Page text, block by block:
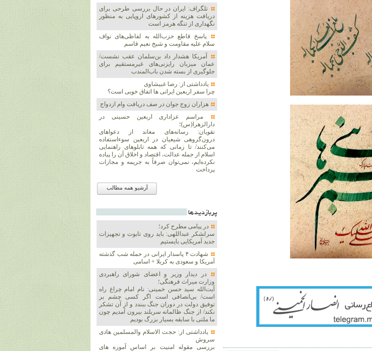
تلگراف: ایران در حال بررسی طرحی برای
دریافت هزینه از کشورهای اروپایی به منظور
نگهداری از تنگه هرمز است
پاسخ قاطع حزب‌الله به لفاظی‌های نواف
سلام علیه مقاومت و شیخ نعیم قاسم
آمریکا هشدار داد بن‌سلمان عقب نشست/
عمان میزبان رایزنی‌های غیرمستقیم برای
جلوگیری از بسته شدن باب‌المندب
یادداشتی از: رضا غبیشاوی
چرا سفر اربعین ایرانی ها اتفاق خوبی است؟
هزاران زوج‌ جوان در صف دریافت وام ازدواج
مراسم عزاداری اربعین حسینی در
دارالزهرا(س)؛
نقویان: رسانه‌های معاند از دعواهای
درون‌گروهی شیعیان در اربعین سوءاستفاده
می‌کنند/ تا زمانی که همه تابلوهای راهنمایی
اسلام از جمله عدالت، اقتصاد و اخلاق آن را پیاده
نکرده‌ایم، نمی‌توان صرفاً به جریمه و مجازات
پرداخت
آرشیو همه مطالب
پربازديدها
در پیامی مطرح کرد؛
سرلشکر عبداللهی: باید روی تابوت و تجهیزات
جدید آمریکایی بایستیم
شهادت ۴ پاسدار ایرانی در حمله شب گذشته
آمریکا و سعودی به کربلا + اسامی
در دیدار وزیر و اعضای شورای راهبردی
وزارت‌ میراث فرهنگی؛
آیت‌الله سید حسن خمینی: نام امام چراغ راه
است/ بی‌انصافی است‌ اگر کسی چشم بر
توفیق دولت‌ در دوران جنگ ببندد و از آن تشکر
نکند/ از جنگ ظالمانه سربلند بیرون آمدیم چون
ما ملتی با سابقه بسیار بزرگ بودیم
یادداشتی از: حجت الاسلام والمسلمین هادی
سروش
بررسی مقوله امنیت بر اساسِ آموزه های